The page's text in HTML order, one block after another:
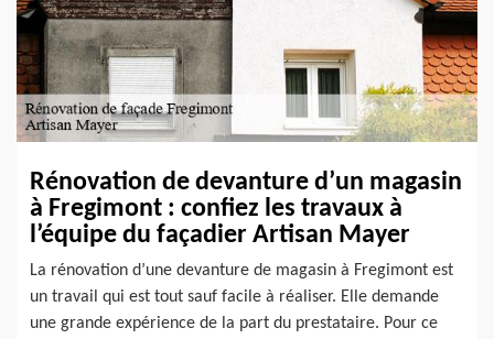
Rénovation de devanture d’un magasin
à Fregimont : confiez les travaux à
l’équipe du façadier Artisan Mayer
La rénovation d’une devanture de magasin à Fregimont est
un travail qui est tout sauf facile à réaliser. Elle demande
une grande expérience de la part du prestataire. Pour ce